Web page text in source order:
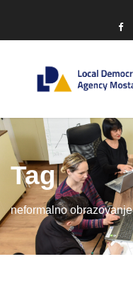
Tag
neformalno obrazovanje